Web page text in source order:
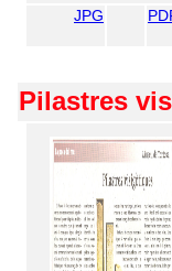
JPG
Pilastres